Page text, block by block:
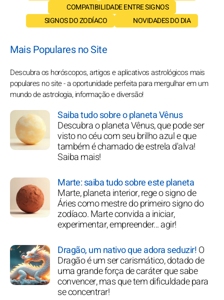
COMPATIBILIDADE ENTRE SIGNOS
SIGNOS DO ZODÍACO
NOVIDADES DO DIA
Mais Populares no Site
Descubra os horóscopos, artigos e aplicativos astrológicos mais
populares no site - a oportunidade perfeita para mergulhar em um
mundo de astrologia, informação e diversão!
Saiba tudo sobre o planeta Vênus
Descubra o planeta Vênus, que pode ser
visto no céu com seu brilho azul e que
também é chamado de estrela d'alva!
Saiba mais!
Marte: saiba tudo sobre este planeta
Marte, planeta interior, rege o signo de
Áries como mestre do primeiro signo do
zodíaco. Marte convida a iniciar,
experimentar, empreender... agir!
Dragão, um nativo que adora seduzir!O
Dragão é um ser carismático, dotado de
uma grande força de caráter que sabe
convencer, mas que tem dificuldade para
se concentrar!